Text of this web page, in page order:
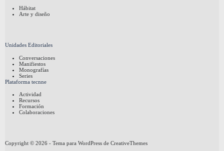
Hábitat
Arte y diseño
Unidades Editoriales
Conversaciones
Manifiestos
Monografías
Series
Plataforma tecnne
Actividad
Recursos
Formación
Colaboraciones
Copyright © 2026 - Tema para WordPress de CreativeThemes